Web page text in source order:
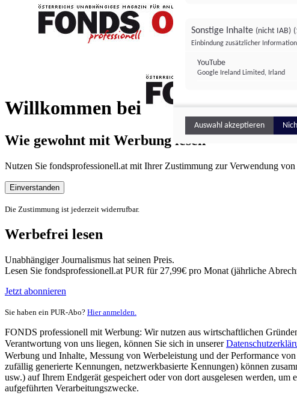
Willkommen bei
FONDS
Wie gewohnt mit Werbung lesen
Nutzen Sie fondsprofessionell.at mit Ihrer Zustimmung zur Verwendung
Einverstanden
Die Zustimmung ist jederzeit widerrufbar.
Werbefrei lesen
Unabhängiger Journalismus hat seinen Preis.
Lesen Sie fondsprofessionell.at PUR für 27,99€ pro Monat (jährliche
Jetzt abonnieren
Sie haben ein PUR-Abo? Hier anmelden.
FONDS professionell mit Werbung: Wir nutzen aus wirtschaftlichen
Verantwortung von uns liegen, können Sie sich in unserer
Werbung und Inhalte, Messung von Werbeleistung und der Performance
zufällig generierte Kennungen, netzwerkbasierte Kennungen) können
usw.) auf Ihrem Endgerät gespeichert oder von dort ausgelesen werden,
aufgeführten Verarbeitungszwecke.
Sonstige Inhalte (nicht IAB)
Einbindung zusätzlicher
YouTube
Google Ireland Limited, Irland
Auswahl akzeptieren